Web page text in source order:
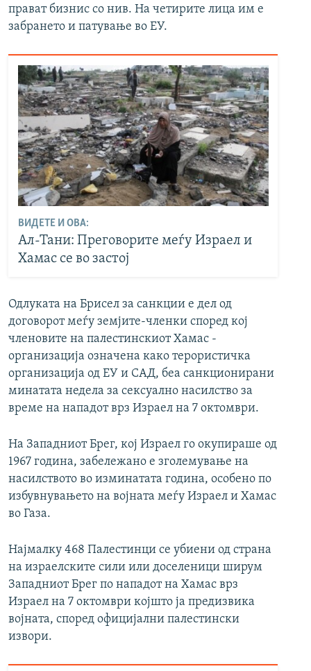
прават бизнис со нив. На четирите лица им е
забрането и патување во ЕУ.
ВИДЕТЕ И ОВА:
Ал-Тани: Преговорите меѓу Израел и
Хамас се во застој
Одлуката на Брисел за санкции е дел од
договорот меѓу земјите-членки според кој
членовите на палестинскиот Хамас -
организација означена како терористичка
организација од ЕУ и САД, беа санкционирани
минатата недела за сексуално насилство за
време на нападот врз Израел на 7 октомври.
На Западниот Брег, кој Израел го окупираше од
1967 година, забележано е зголемување на
насилството во изминатата година, особено по
избувнувањето на војната меѓу Израел и Хамас
во Газа.
Најмалку 468 Палестинци се убиени од страна
на израелските сили или доселеници ширум
Западниот Брег по нападот на Хамас врз
Израел на 7 октомври којшто ја предизвика
војната, според официјални палестински
извори.